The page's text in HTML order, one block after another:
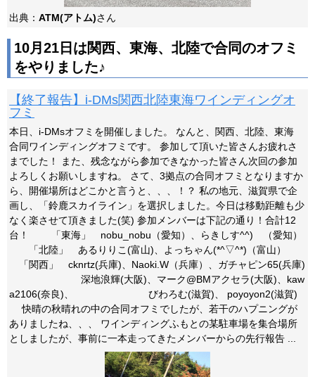
出典： ATM(アトム)さん
10月21日は関西、東海、北陸で合同のオフミ
をやりました♪
【終了報告】i-DMs関西北陸東海ワインディングオ
フミ
本日、i-DMsオフミを開催しました。 なんと、関西、北陸、東海
合同ワインディングオフミです。 参加して頂いた皆さんお疲れさ
までした！ また、残念ながら参加できなかった皆さん次回の参加
よろしくお願いしますね。 さて、3拠点の合同オフミとなりますか
ら、開催場所はどこかと言うと、、、！？ 私の地元、滋賀県で企
画し、「鈴鹿スカイライン」を選択しました。今日は移動距離も少
なく楽させて頂きました(笑) 参加メンバーは下記の通り！合計12
台！ 「東海」 nobu_nobu（愛知）、らきしす^^)ゞ（愛知）
「北陸」 あるりりこ(富山)、よっちゃん(*^▽^*)（富山）
「関西」 cknrtz(兵庫)、Naoki.W（兵庫）、ガチャピン65(兵庫)
深地浪輝(大阪)、マーク@BMアクセラ(大阪)、kaw
a2106(奈良)、 びわろむ(滋賀)、 poyoyon2(滋賀)
快晴の秋晴れの中の合同オフミでしたが、若干のハプニングが
ありましたね、、、 ワインディングふもとの某駐車場を集合場所
としましたが、事前に一本走ってきたメンバーからの先行報告 ...